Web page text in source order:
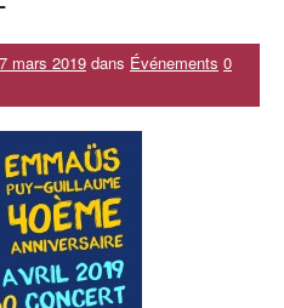
mars 2019 dans Événements 0